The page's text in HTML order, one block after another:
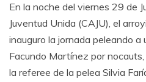
En la noche del viernes 29 de
Juventud Unida (CAJU), el
inauguro la jornada peleando
Facundo Martínez por
la referee de la pelea Silvia